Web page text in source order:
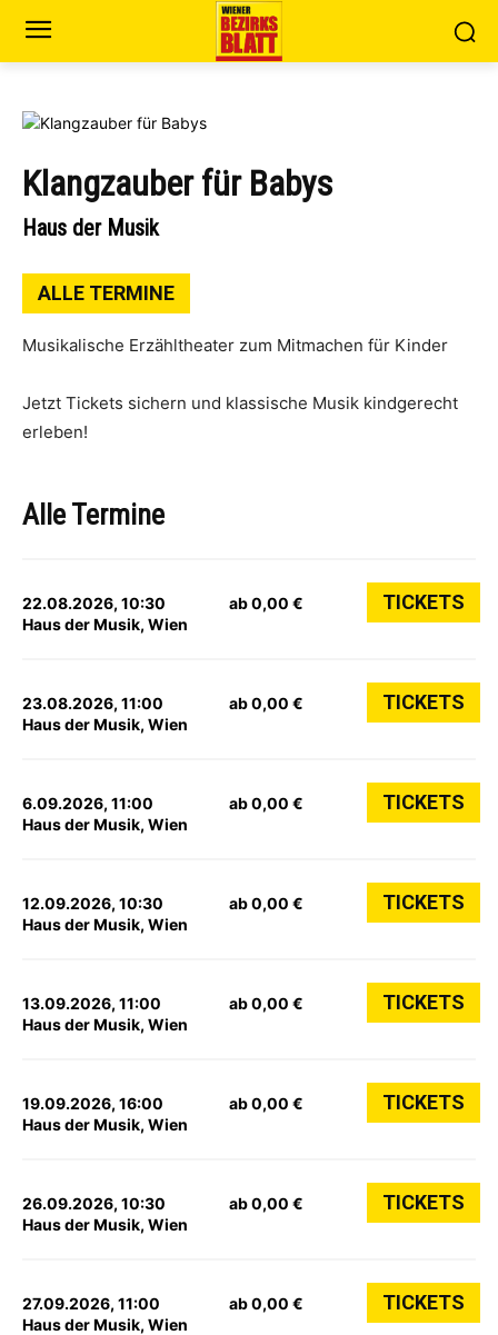
Klangzauber für Babys
Haus der Musik
ALLE TERMINE
Musikalische Erzähltheater zum Mitmachen für Kinder
Jetzt Tickets sichern und klassische Musik kindgerecht
erleben!
Alle Termine
22.08.2026, 10:30
Haus der Musik, Wien
ab 0,00 € TICKETS
23.08.2026, 11:00
Haus der Musik, Wien
ab 0,00 € TICKETS
6.09.2026, 11:00
Haus der Musik, Wien
ab 0,00 € TICKETS
12.09.2026, 10:30
Haus der Musik, Wien
ab 0,00 € TICKETS
13.09.2026, 11:00
Haus der Musik, Wien
ab 0,00 € TICKETS
19.09.2026, 16:00
Haus der Musik, Wien
ab 0,00 € TICKETS
26.09.2026, 10:30
Haus der Musik, Wien
ab 0,00 € TICKETS
27.09.2026, 11:00
Haus der Musik, Wien
ab 0,00 € TICKETS